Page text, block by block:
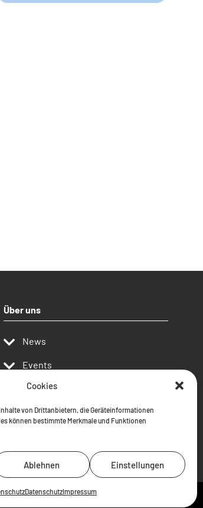
Cookies
von Drittanbietern, die Geräteinformationen
können bestimmte Merkmale und Funktionen
Ablehnen Einstellungen
DatenschutzImpressum
Über uns
News
Events
Publikationen
Kontakt
Kontakt Impressum